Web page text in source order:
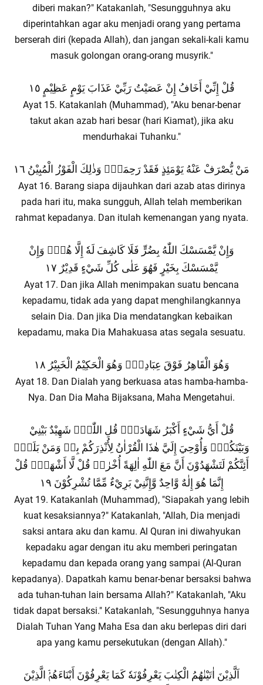
diberi makan?" Katakanlah, "Sesungguhnya aku
diperintahkan agar aku menjadi orang yang pertama
berserah diri (kepada Allah), dan jangan sekali-kali kamu
masuk golongan orang-orang musyrik."
قُلْ إِنِّيْ أَخَافُ إِنْ عَصَيْتُ رَبِّيْ عَذَابَ يَوْمٍ عَظِيْمٍ ١٥
Ayat 15. Katakanlah (Muhammad), "Aku benar-benar
takut akan azab hari besar (hari Kiamat), jika aku
mendurhakai Tuhanku."
مَنْ يُّصْرَفْ عَنْهُ يَوْمَئِذٍ فَقَدْ رَحِمَهٗۗ وَذٰلِكَ الْفَوْزُ الْمُبِيْنُ ١٦
Ayat 16. Barang siapa dijauhkan dari azab atas dirinya
pada hari itu, maka sungguh, Allah telah memberikan
rahmat kepadanya. Dan itulah kemenangan yang nyata.
وَإِنْ يَّمْسَسْكَ اللّٰهُ بِضُرٍّ فَلَا كَاشِفَ لَهٗ إِلَّا هُوَۗ وَإِنْ
يَّمْسَسْكَ بِخَيْرٍ فَهُوَ عَلٰى كُلِّ شَيْءٍ قَدِيْرٌ ١٧
Ayat 17. Dan jika Allah menimpakan suatu bencana
kepadamu, tidak ada yang dapat menghilangkannya
selain Dia. Dan jika Dia mendatangkan kebaikan
kepadamu, maka Dia Mahakuasa atas segala sesuatu.
وَهُوَ الْقَاهِرُ فَوْقَ عِبَادِهٖۗ وَهُوَ الْحَكِيْمُ الْخَبِيْرُ ١٨
Ayat 18. Dan Dialah yang berkuasa atas hamba-hamba-
Nya. Dan Dia Maha Bijaksana, Maha Mengetahui.
قُلْ أَيُّ شَيْءٍ أَكْبَرُ شَهَادَةًۗ قُلِ اللّٰهُۗ شَهِيْدٌ بَيْنِيْ
وَبَيْنَكُمْۗ وَأُوْحِيَ إِلَيَّ هٰذَا الْقُرْاٰنُ لِأُنْذِرَكُمْ بِهٖ وَمَنْ بَلَغَۗ
أَئِنَّكُمْ لَتَشْهَدُوْنَ أَنَّ مَعَ اللّٰهِ اٰلِهَةً أُخْرٰىۗ قُلْ لَّا أَشْهَدُۗ قُلْ
إِنَّمَا هُوَ إِلٰهٌ وَّاحِدٌ وَّإِنَّنِيْ بَرِيْءٌ مِّمَّا تُشْرِكُوْنَ ١٩
Ayat 19. Katakanlah (Muhammad), "Siapakah yang lebih
kuat kesaksiannya?" Katakanlah, "Allah, Dia menjadi
saksi antara aku dan kamu. Al Quran ini diwahyukan
kepadaku agar dengan itu aku memberi peringatan
kepadamu dan kepada orang yang sampai (Al-Quran
kepadanya). Dapatkah kamu benar-benar bersaksi bahwa
ada tuhan-tuhan lain bersama Allah?" Katakanlah, "Aku
tidak dapat bersaksi." Katakanlah, "Sesungguhnya hanya
Dialah Tuhan Yang Maha Esa dan aku berlepas diri dari
apa yang kamu persekutukan (dengan Allah)."
اَلَّذِيْنَ اٰتَيْنٰهُمُ الْكِتٰبَ يَعْرِفُوْنَهٗ كَمَا يَعْرِفُوْنَ أَبْنَاءَهُمُۘ الَّذِيْنَ